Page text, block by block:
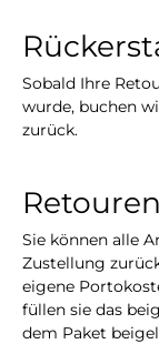
Sobald Ihre
wurde, buchen
zurück.
Sie können alle
Zustellung
eigene
füllen sie das
dem Paket